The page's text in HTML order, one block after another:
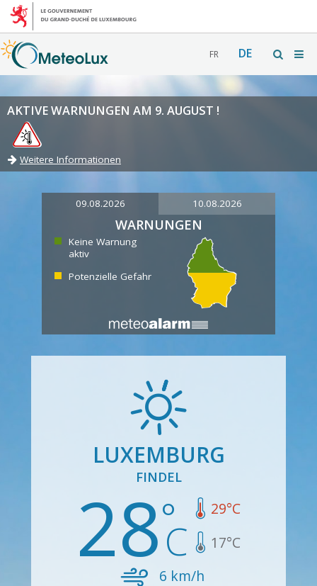
FR DE
AKTIVE WARNUNGEN AM 9. AUGUST !
Weitere Informationen
09.08.2026 10.08.2026
WARNUNGEN
Keine Warnung
aktiv
Potenzielle Gefahr
LUXEMBURG
FINDEL
28 29°C
17°C
6 km/h